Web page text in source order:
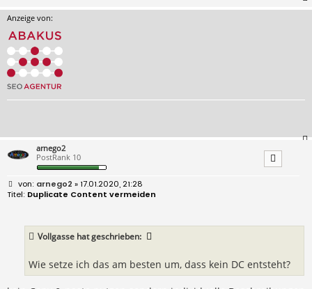
Anzeige von:
arnego2
PostRank 10
B
e
arnego2 » 17.01.2020, 21:28
Duplicate Content vermeiden
Vollgasse hat geschrieben:
Wie setze ich das am besten um, dass kein DC entsteht?